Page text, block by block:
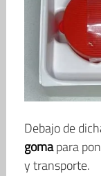
Debajo de
gomapara
y transporte.